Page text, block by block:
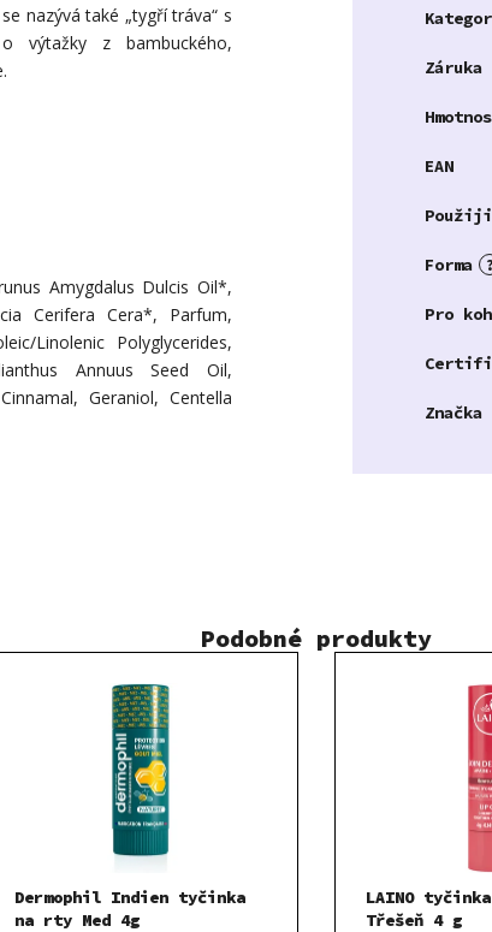
nazývá také „tygří tráva“ s
výtažky z bambuckého,
Amygdalus Dulcis Oil*,
Cerifera Cera*, Parfum,
Linolenic Polyglycerides,
Annuus Seed Oil,
Geraniol, Centella
Záruka
EAN
?
Forma
Pro
Značka
Podobné produkty
Dermophil Indien tyčinka
na rty Med 4g
LAINO
Třešeň 4 g